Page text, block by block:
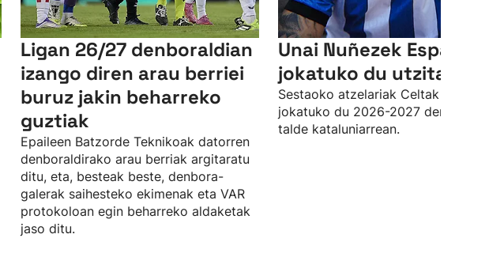
Ligan 26/27 denboraldian
izango diren arau berriei
buruz jakin beharreko
guztiak
Epaileen Batzorde Teknikoak datorren
denboraldirako arau berriak argitaratu
ditu, eta, besteak beste, denbora-
galerak saihesteko ekimenak eta VAR
protokoloan egin beharreko aldaketak
jaso ditu.
Unai Nuñezek
jokatuko du utzita
Sestaoko atzelariak Celtak utzita
jokatuko du 2026-2027 denboraldia
talde kataluniarrean.